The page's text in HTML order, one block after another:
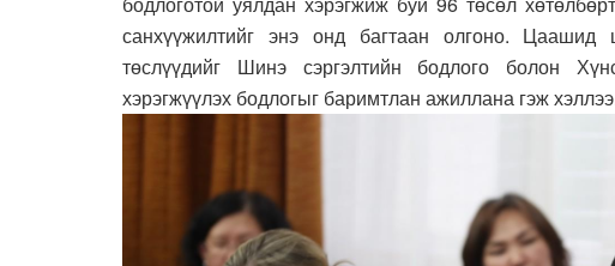
санхүүжилтийг энэ онд багтаан олгоно.
төслүүдийг Шинэ сэргэлтийн бодлого болон
хэрэгжүүлэх бодлогыг баримтлан ажиллана гэж